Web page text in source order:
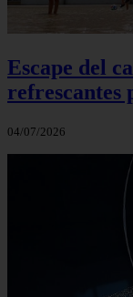
Escape del
refrescantes
04/07/2026